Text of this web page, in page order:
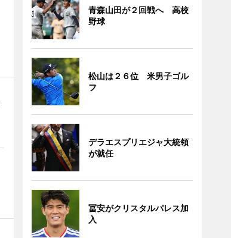
青森山田が２回戦へ 高校
野球
松山は２６位 米男子ゴル
フ
デラエスプリエジャ大統領
が就任
冨安がクリスタルパレス加
入